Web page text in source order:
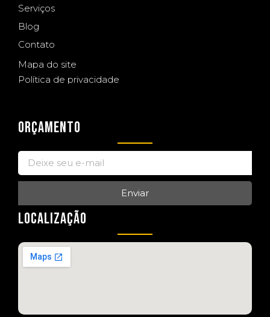
Serviços
Blog
Contato
Mapa do site
Política de privacidade
ORÇAMENTO
Enviar
LOCALIZAÇÃO